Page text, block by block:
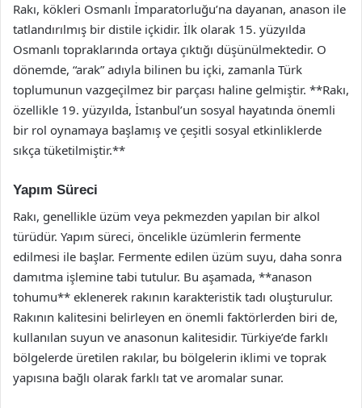
Rakı, kökleri Osmanlı İmparatorluğu’na dayanan, anason ile
tatlandırılmış bir distile içkidir. İlk olarak 15. yüzyılda
Osmanlı topraklarında ortaya çıktığı düşünülmektedir. O
dönemde, “arak” adıyla bilinen bu içki, zamanla Türk
toplumunun vazgeçilmez bir parçası haline gelmiştir. **Rakı,
özellikle 19. yüzyılda, İstanbul’un sosyal hayatında önemli
bir rol oynamaya başlamış ve çeşitli sosyal etkinliklerde
sıkça tüketilmiştir.**
Yapım Süreci
Rakı, genellikle üzüm veya pekmezden yapılan bir alkol
türüdür. Yapım süreci, öncelikle üzümlerin fermente
edilmesi ile başlar. Fermente edilen üzüm suyu, daha sonra
damıtma işlemine tabi tutulur. Bu aşamada, **anason
tohumu** eklenerek rakının karakteristik tadı oluşturulur.
Rakının kalitesini belirleyen en önemli faktörlerden biri de,
kullanılan suyun ve anasonun kalitesidir. Türkiye’de farklı
bölgelerde üretilen rakılar, bu bölgelerin iklimi ve toprak
yapısına bağlı olarak farklı tat ve aromalar sunar.